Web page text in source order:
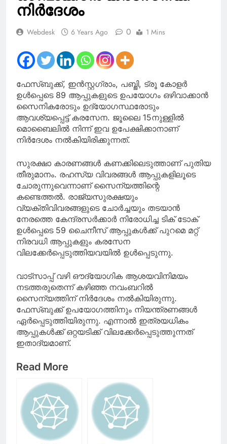
നിർദേശം
Webdesk 6 Years Ago 0 1 Mins
ഫേസ്ബുക്ക്, ഇന്‍സ്റ്റഗ്രാം, പബ്ജി, ട്രൂ കോളര്‍
ഉള്‍പ്പെടെ 89 ആപ്പുകളുടെ ഉപയോഗം ഒഴിവാക്കാന്‍
സൈനികരോടും ഉദ്യോഗസ്ഥരോടും
ആവശ്യപ്പെട്ട് കരസേന. ജൂലൈ 15നുള്ളില്‍
മൊബൈലില്‍ നിന്ന് ഇവ ഉപേക്ഷിക്കാനാണ്
നിര്‍ദേശം നല്‍കിയിരിക്കുന്നത്.
സുരക്ഷാ കാരണങ്ങള്‍ കണക്കിലെടുത്താണ് പുതിയ
തീരുമാനം. രഹസ്യ വിവരങ്ങള്‍ ആപ്പുകളിലൂടെ
ചോരുന്നുവെന്നാണ് സൈന്യത്തിന്റെ
കണ്ടെത്തല്‍. രാജ്യസുരക്ഷയും
വ്യക്തിവിവരങ്ങളുടെ ചോര്‍ച്ചയും തടയാന്‍
നേരത്തെ കേന്ദ്രസര്‍ക്കാര്‍ നിരോധിച്ച ടിക് ടോക്
ഉള്‍പ്പെടെ 59 ചൈനീസ് ആപ്പുകള്‍ക്ക് പുറമെ മറ്റ്
നിരവധി ആപ്പുകളും കരസേന
വിലക്കേര്‍പ്പെടുത്തിയവയില്‍ ഉള്‍പ്പെടുന്നു.
വാട്‌സാപ്പ് വഴി ഔദ്യോഗിക ആശയവിനിമയം
നടത്തരുതെന്ന് കഴിഞ്ഞ നവംബറില്‍
സൈന്യത്തിന് നിര്‍ദേശം നല്‍കിയിരുന്നു.
ഫേസ്ബുക്ക് ഉപയോഗത്തിനും നിയന്ത്രണങ്ങള്‍
ഏര്‍പ്പെടുത്തിയിരുന്നു. എന്നാല്‍ ഇത്രയധികം
ആപ്പുകള്‍ക്ക് ഒറ്റയടിക്ക് വിലക്കേര്‍പ്പെടുത്തുന്നത്
ഇതാദ്യമാണ്.
Read More